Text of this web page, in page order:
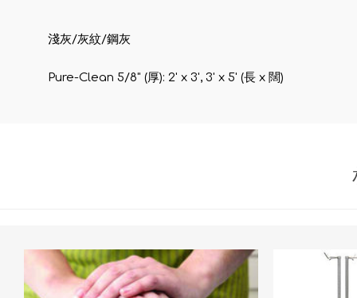
淺灰/灰紋/鋼灰
Pure-Clean 5/8" (厚): 2' x 3', 3' x 5' (長 x 闊)